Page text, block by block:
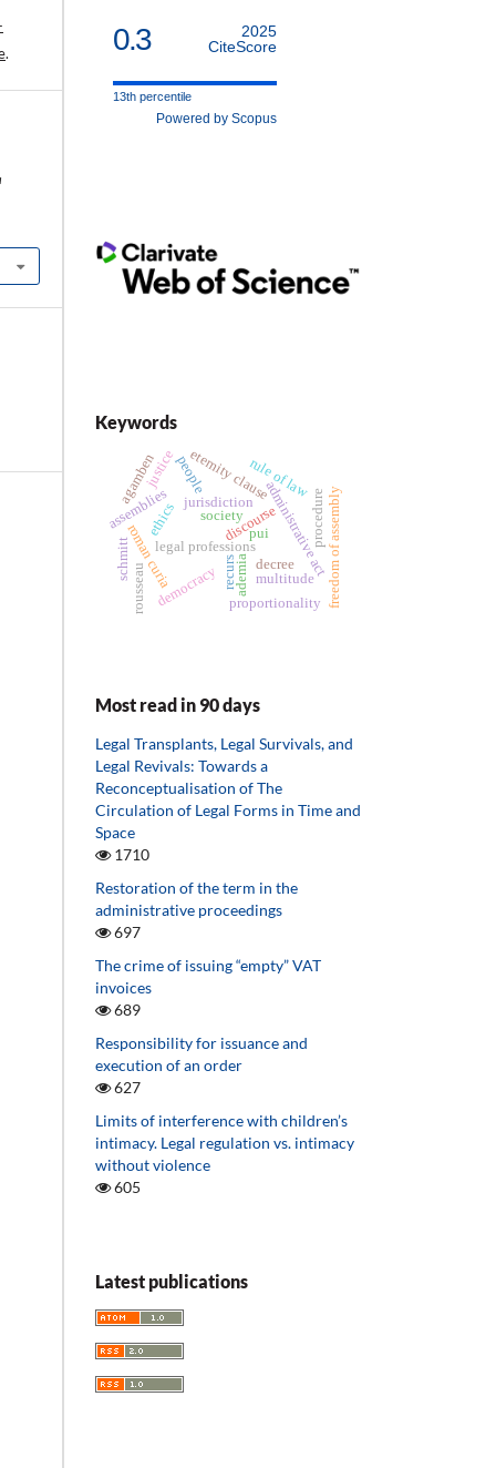
. 0.3
2025
CiteScore
13th percentile
Powered by Scopus
Keywords
ethics
legal professions
discourse
jurisdiction
recurs
roman curia decree
administrative act
procedure
democracy
rule of law
eternity clause
assemblies freedom of assembly
agamben
ademia
people
multitude
rousseau
schmitt
proportionality
pui
justice
society
Most read in 90 days
Legal Transplants, Legal Survivals, and
Legal Revivals: Towards a
Reconceptualisation of The
Circulation of Legal Forms in Time and
Space
1710
Restoration of the term in the
administrative proceedings
697
The crime of issuing “empty” VAT
invoices
689
Responsibility for issuance and
execution of an order
627
Limits of interference with children’s
intimacy. Legal regulation vs. intimacy
without violence
605
Latest publications